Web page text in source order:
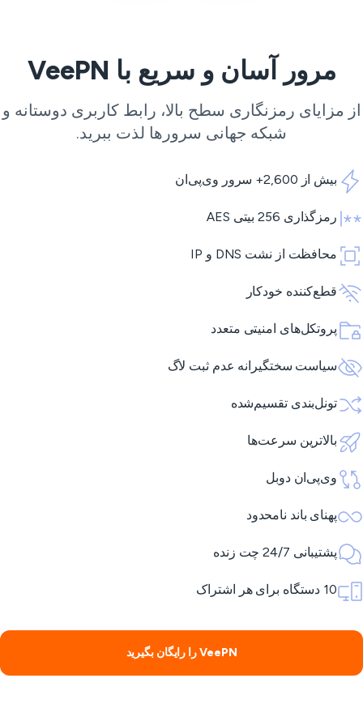
مرور آسان و سریع با VeePN
مزایای رمزنگاری سطح بالا، رابط کاربری دوستانه و
شبکه جهانی سرورها لذت ببرید.
بیش از 2,600+ سرور وی‌پی‌ان
رمزگذاری 256 بیتی AES
محافظت از نشت DNS و IP
قطع‌کننده خودکار
پروتکل‌های امنیتی متعدد
سیاست سختگیرانه عدم ثبت لاگ
تونل‌بندی تقسیم‌شده
بالاترین سرعت‌ها
وی‌پی‌ان دوبل
پهنای باند نامحدود
پشتیبانی 24/7 چت زنده
10 دستگاه برای هر اشتراک
VeePN را رایگان بگیرید